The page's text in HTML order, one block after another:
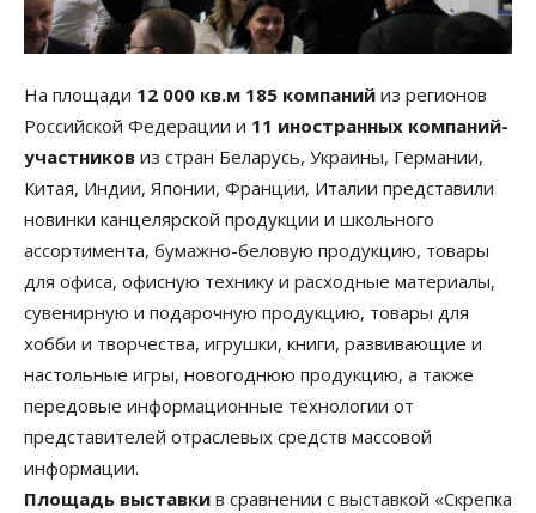
На площади 12 000 кв.м 185 компаний из регионов
Российской Федерации и 11 иностранных компаний-
участников из стран Беларусь, Украины, Германии,
Китая, Индии, Японии, Франции, Италии представили
новинки канцелярской продукции и школьного
ассортимента, бумажно-беловую продукцию, товары
для офиса, офисную технику и расходные материалы,
сувенирную и подарочную продукцию, товары для
хобби и творчества, игрушки, книги, развивающие и
настольные игры, новогоднюю продукцию, а также
передовые информационные технологии от
представителей отраслевых средств массовой
информации.
Площадь выставки в сравнении с выставкой «Скрепка